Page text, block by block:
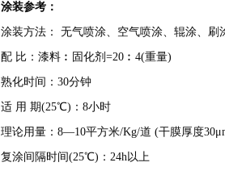
涂装参考：
涂装方法： 无气喷涂、空气喷涂、辊涂、刷
配 比：漆料︰固化剂=20︰4(重量)
熟化时间：30分钟
适 用 期(25℃)：8小时
理论用量：8—10平方米/Kg/道 (干膜厚度
复涂间隔时间(25℃)：24h以上